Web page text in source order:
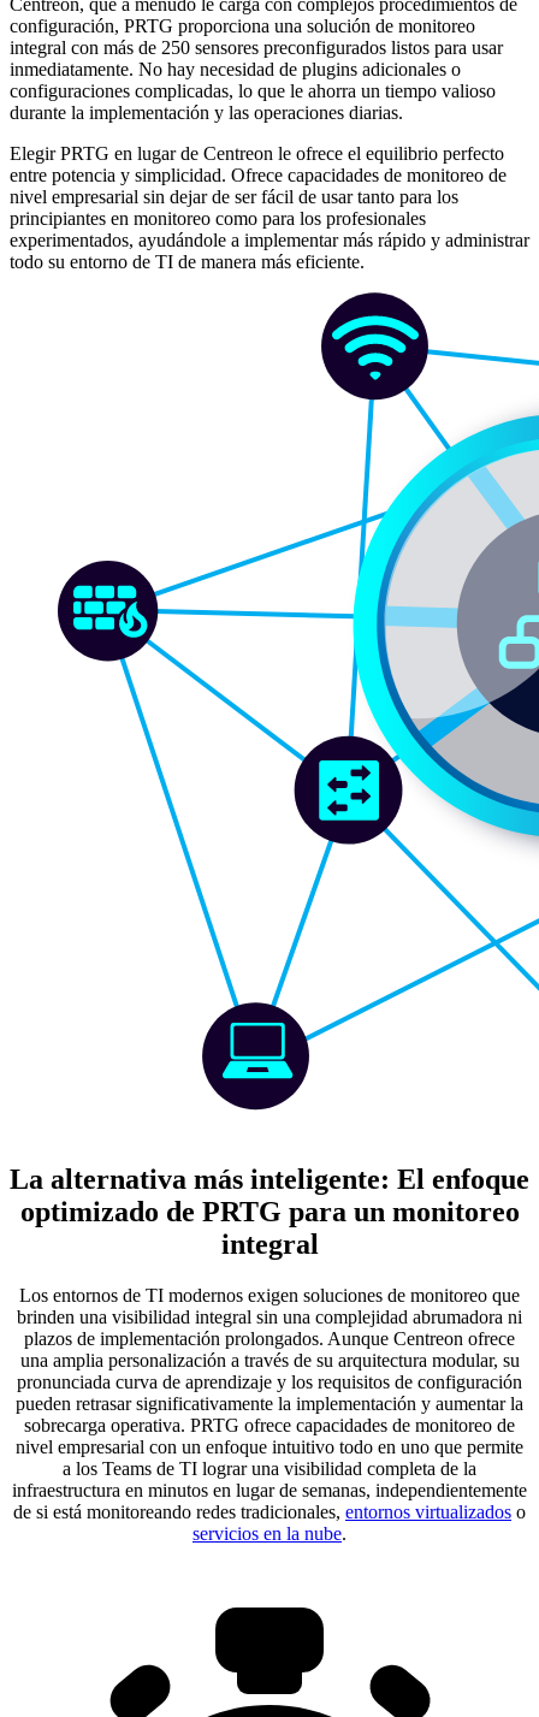
Centreon, que a menudo le carga con complejos procedimientos de
configuración, PRTG proporciona una solución de monitoreo
integral con más de 250 sensores preconfigurados listos para usar
inmediatamente. No hay necesidad de plugins adicionales o
configuraciones complicadas, lo que le ahorra un tiempo valioso
durante la implementación y las operaciones diarias.
Elegir PRTG en lugar de Centreon le ofrece el equilibrio perfecto
entre potencia y simplicidad. Ofrece capacidades de monitoreo de
nivel empresarial sin dejar de ser fácil de usar tanto para los
principiantes en monitoreo como para los profesionales
experimentados, ayudándole a implementar más rápido y administrar
todo su entorno de TI de manera más eficiente.
La alternativa más inteligente: El enfoque
optimizado de PRTG para un monitoreo
integral
Los entornos de TI modernos exigen soluciones de monitoreo que
brinden una visibilidad integral sin una complejidad abrumadora ni
plazos de implementación prolongados. Aunque Centreon ofrece
una amplia personalización a través de su arquitectura modular, su
pronunciada curva de aprendizaje y los requisitos de configuración
pueden retrasar significativamente la implementación y aumentar la
sobrecarga operativa. PRTG ofrece capacidades de monitoreo de
nivel empresarial con un enfoque intuitivo todo en uno que permite
a los Teams de TI lograr una visibilidad completa de la
infraestructura en minutos en lugar de semanas, independientemente
de si está monitoreando redes tradicionales, entornos virtualizados o
servicios en la nube.